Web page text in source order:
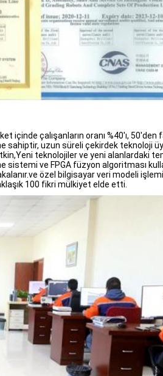
içinde çalışanların oranı %40'ı, 50'den
sahiptir, uzun süreli çekirdek teknoloji
teknolojiler ve yeni alanlardaki
sistemi ve FPGA füzyon algoritması
özel bilgisayar veri modeli
100 fikri mülkiyet elde etti.